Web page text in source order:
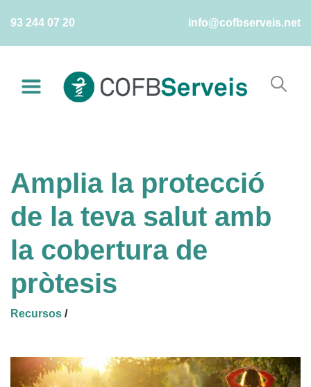
93 244 07 20 info@cofbserveis.net
Amplia la protecció
de la teva salut amb
la cobertura de
pròtesis
Recursos /